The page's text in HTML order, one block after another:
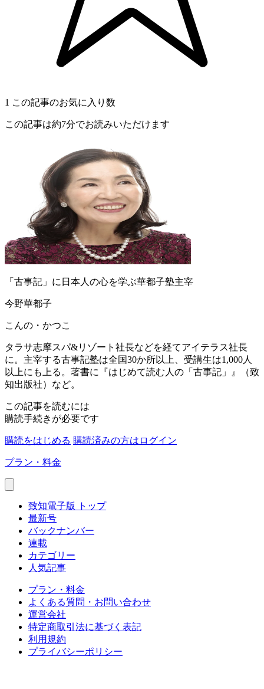
1 この記事のお気に入り数
この記事は約7分でお読みいただけます
「古事記」に日本人の心を学ぶ華都子塾主宰
今野華都子
こんの・かつこ
タラサ志摩スパ&リゾート社長などを経てアイテラス社長
に。主宰する古事記塾は全国30か所以上、受講生は1,000人
以上にも上る。著書に『はじめて読む人の「古事記」』（致
知出版社）など。
この記事を読むには
購読手続きが必要です
購読をはじめる 購読済みの方はログイン
プラン・料金
致知電子版 トップ
最新号
バックナンバー
連載
カテゴリー
人気記事
プラン・料金
よくある質問・お問い合わせ
運営会社
特定商取引法に基づく表記
利用規約
プライバシーポリシー